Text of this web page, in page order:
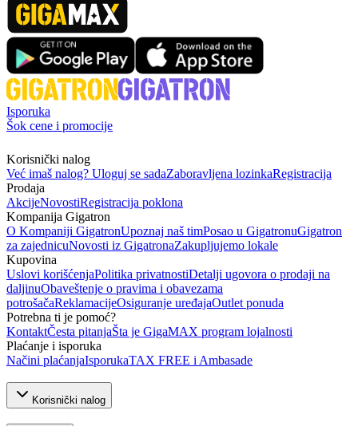
Isporuka
Šok cene i promocije
Korisnički nalog
Već imaš nalog? Uloguj se sadaZaboravljena lozinkaRegistracija
Prodaja
AkcijeNovostiRegistracija poklona
Kompanija Gigatron
O Kompaniji GigatronUpoznaj naš timPosao u GigatronuGigatron
za zajednicuNovosti iz GigatronaZakupljujemo lokale
Kupovina
Uslovi korišćenjaPolitika privatnostiDetalji ugovora o prodaji na
daljinuObaveštenje o pravima i obavezama
potrošačaReklamacijeOsiguranje uređajaOutlet ponuda
Potrebna ti je pomoć?
KontaktČesta pitanjaŠta je GigaMAX program lojalnosti
Plaćanje i isporuka
Načini plaćanjaIsporukaTAX FREE i Ambasade
Korisnički nalog